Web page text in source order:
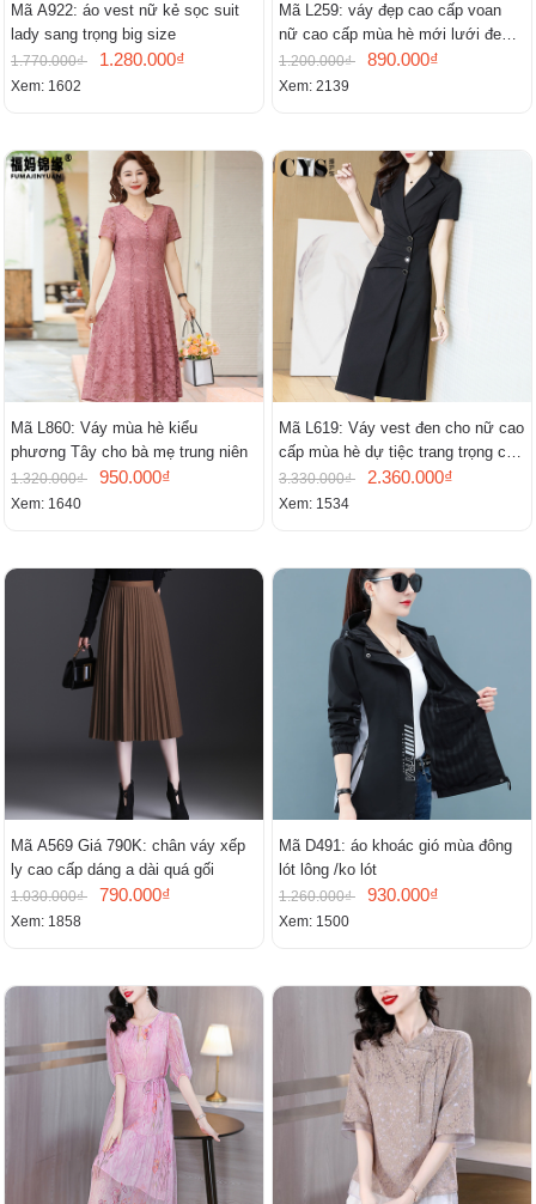
Mã A922: áo vest nữ kẻ sọc suit
lady sang trọng big size
1.770.000₫ 1.280.000₫
Xem: 1602
Mã L259: váy đẹp cao cấp voan
nữ cao cấp mùa hè mới lưới đen
cao cấp khí chất nhỏ tay ngắn
1.200.000₫ 890.000₫
Xem: 2139
Mã L860: Váy mùa hè kiểu
phương Tây cho bà mẹ trung niên
1.320.000₫ 950.000₫
Xem: 1640
Mã L619: Váy vest đen cho nữ cao
cấp mùa hè dự tiệc trang trọng cao
cấp
3.330.000₫ 2.360.000₫
Xem: 1534
Mã A569 Giá 790K: chân váy xếp
ly cao cấp dáng a dài quá gối
1.030.000₫ 790.000₫
Xem: 1858
Mã D491: áo khoác gió mùa đông
lót lông /ko lót
1.260.000₫ 930.000₫
Xem: 1500